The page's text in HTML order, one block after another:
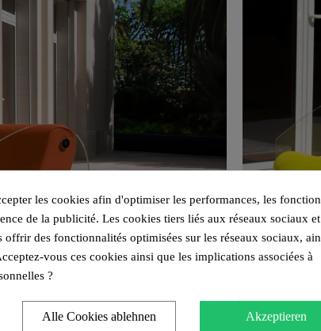
les cookies afin d'optimiser les performances, les
de la publicité. Les cookies tiers liés aux réseaux sociaux
des fonctionnalités optimisées sur les réseaux sociaux,
vous ces cookies ainsi que les implications associées à
?
Akzeptieren
Alle Cookies ablehnen